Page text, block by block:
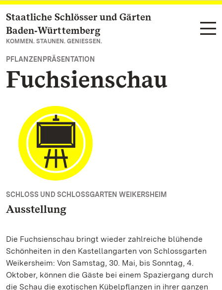
Zum Hauptinhalt springen
Staatliche Schlösser und Gärten
Baden‑Württemberg
KOMMEN. STAUNEN. GENIESSEN.
PFLANZENPRÄSENTATION
Fuchsienschau
SCHLOSS UND SCHLOSSGARTEN WEIKERSHEIM
Ausstellung
Die Fuchsienschau bringt wieder zahlreiche blühende
Schönheiten in den Kastellangarten von Schlossgarten
Weikersheim: Von Samstag, 30. Mai, bis Sonntag, 4.
Oktober, können die Gäste bei einem Spaziergang durch
die Schau die exotischen Kübelpflanzen in ihrer ganzen